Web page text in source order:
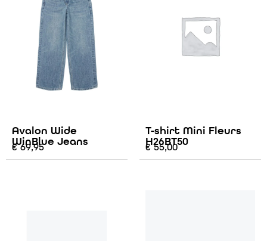
Avalon Wide
WinBlue Jeans
€69,95
T-shirt Mini Fleurs
H26BT50
€55,00